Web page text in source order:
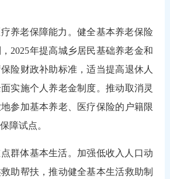
疗养老保障能力。健全基本养老保险
2025年提高城乡居民基础养老金和
险财政补助标准，适当提高退休人
实施个人养老金制度。推动取消灵
参加基本养老、医疗保险的户籍限
障试点。
点群体基本生活。加强低收入人口动
助帮扶，推动健全基本生活救助制